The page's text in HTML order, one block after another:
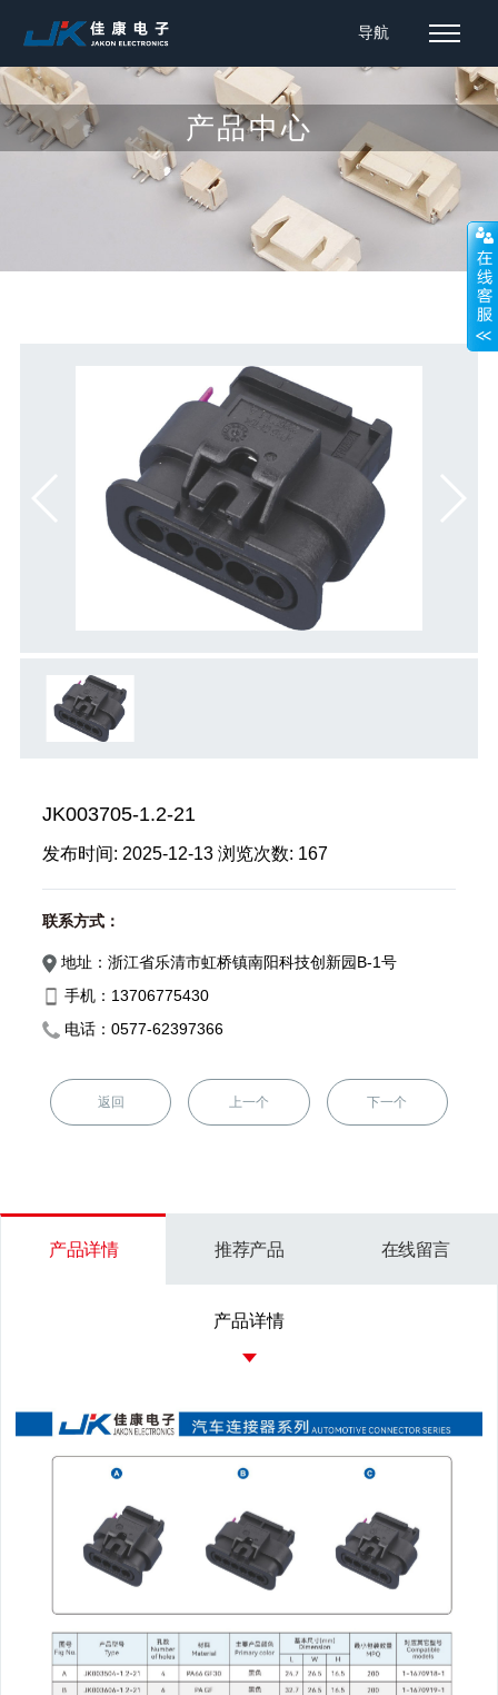
导航
产品中心
JK003705-1.2-21
发布时间: 2025-12-13 浏览次数: 167
联系方式：
地址：浙江省乐清市虹桥镇南阳科技创新园B-1号
手机：13706775430
电话：0577-62397366
返回 上一个 下一个
产品详情 推荐产品 在线留言
产品详情